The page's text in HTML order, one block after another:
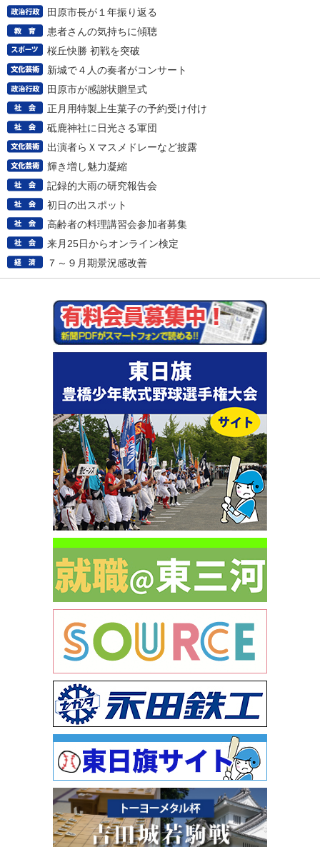
田原市長が１年振り返る
患者さんの気持ちに傾聴
桜丘快勝 初戦を突破
新城で４人の奏者がコンサート
田原市が感謝状贈呈式
正月用特製上生菓子の予約受け付け
砥鹿神社に日光さる軍団
出演者らＸマスメドレーなど披露
輝き増し魅力凝縮
記録的大雨の研究報告会
初日の出スポット
高齢者の料理講習会参加者募集
来月25日からオンライン検定
７～９月期景況感改善